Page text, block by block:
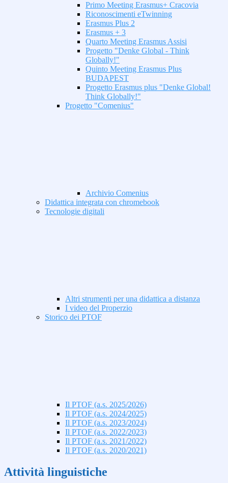
Primo Meeting Erasmus+ Cracovia
Riconoscimenti eTwinning
Erasmus Plus 2
Erasmus + 3
Quarto Meeting Erasmus Assisi
Progetto "Denke Global - Think
Globally!"
Quinto Meeting Erasmus Plus
BUDAPEST
Progetto Erasmus plus "Denke Global!
Think Globally!"
Progetto "Comenius"
Archivio Comenius
Didattica integrata con chromebook
Tecnologie digitali
Altri strumenti per una didattica a distanza
I video del Properzio
Storico dei PTOF
Il PTOF (a.s. 2025/2026)
Il PTOF (a.s. 2024/2025)
Il PTOF (a.s. 2023/2024)
Il PTOF (a.s. 2022/2023)
Il PTOF (a.s. 2021/2022)
Il PTOF (a.s. 2020/2021)
Attività linguistiche